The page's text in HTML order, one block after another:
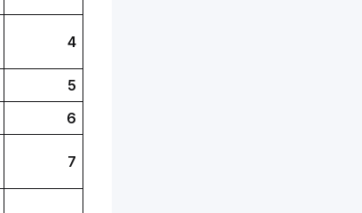
4
5
6
7